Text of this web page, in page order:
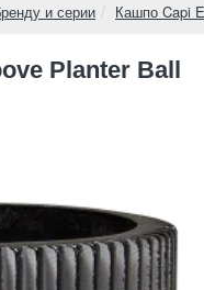
и серии Кашпо Capi
Planter Ball